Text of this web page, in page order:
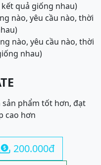
quả giống nhau)
nào, yêu cầu nào, thời
nào, yêu cầu nào, thời
nhau)
phẩm tốt hơn, đạt
cao hơn
200.000đ